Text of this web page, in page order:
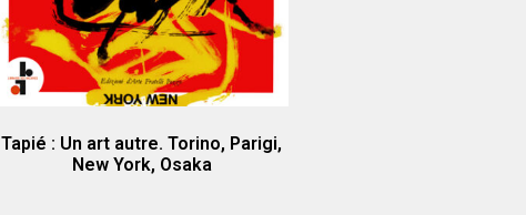
Tapié : Un art autre. Torino, Parigi,
New York, Osaka